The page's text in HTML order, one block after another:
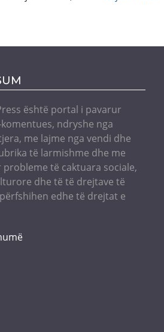
është portal i pavarur
ndryshe nga
me lajme nga vendi dhe
të larmishme dhe me
probleme të caktuara sociale,
dhe të të drejtave të
edhe të drejtat e